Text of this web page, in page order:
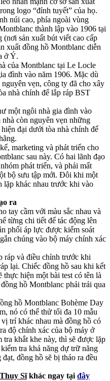
logo “đỉnh tuyết” của họ.
núi cao, phía ngoài vùng
thành lập vào 1906 tại
sản xuất bút viết cao cấp
xuất đồng hồ Montblanc diễn
ở Ý.
của Montblanc tại Le Locle
đình vào năm 1906. Mặc dù
vẹn, công ty đã cho xây
nhà chính để lắp ráp BST
một ngôi nhà gia đình vào
nhà còn nguyên vẹn những
đại dưới tòa nhà chính để
marketing và phát triển cho
sau này. Có hai lãnh đạo
phát triển, và phải mất
bộ sưu tập mới. Đôi khi một
lặp khác nhau trước khi vào
ra
tay cầm với màu sắc nhau và
từng chi tiết để tác động lên
phối áp lực được kiểm soát
chúng vào bộ máy chính xác
ráp và điều chỉnh trước khi
lại. Chiếc đồng hồ sau khi kết
thực hiện một bài test có tên là
hồ Montblanc phải trải qua
hồ Montblanc Bohème Day
nó có thể thử tối đa 10 mẫu
trí khác nhau mà đồng hồ có
độ chính xác của bộ máy ở
khắt khe này, thì sẽ được lặp
tra khả năng dự trữ năng
đồng hồ sẽ bị tháo ra đều
Sĩkhác ngay tại đây